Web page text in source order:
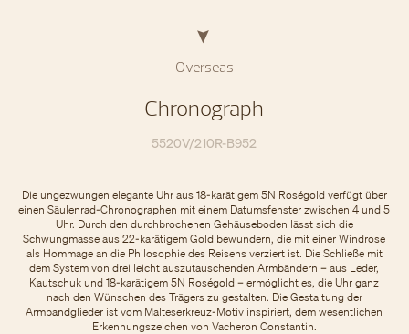
Overseas
Chronograph
5520V/210R-B952
Die ungezwungen elegante Uhr aus 18-karätigem 5N Roségold verfügt über
einen Säulenrad-Chronographen mit einem Datumsfenster zwischen 4 und 5
Uhr. Durch den durchbrochenen Gehäuseboden lässt sich die
Schwungmasse aus 22-karätigem Gold bewundern, die mit einer Windrose
als Hommage an die Philosophie des Reisens verziert ist. Die Schließe mit
dem System von drei leicht auszutauschenden Armbändern – aus Leder,
Kautschuk und 18-karätigem 5N Roségold – ermöglicht es, die Uhr ganz
nach den Wünschen des Trägers zu gestalten. Die Gestaltung der
Armbandglieder ist vom Malteserkreuz-Motiv inspiriert, dem wesentlichen
Erkennungszeichen von Vacheron Constantin.